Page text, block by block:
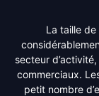
La taille de
secteur
commerciaux.
petit nombre